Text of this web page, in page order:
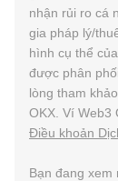
nhận rủi ro cá
gia pháp lý/
hình cụ thể
được phân
lòng tham khảo
OKX. Ví Web3
Điều khoản
Bạn đang xem